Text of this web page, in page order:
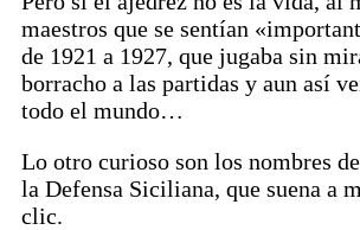
maestros que se sentían
de 1921 a 1927, que jugaba sin
borracho a las partidas y aun así
todo el mundo…
Lo otro curioso son los nombres
la Defensa Siciliana, que suena a
clic.